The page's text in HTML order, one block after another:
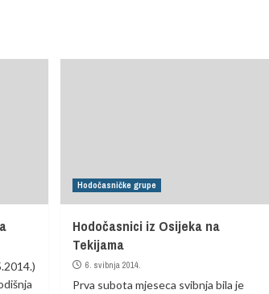
Hodočasničke grupe
Hodočasnici iz Osijeka na
Tekijama
6. svibnja 2014.
Prva subota mjeseca svibnja bila je